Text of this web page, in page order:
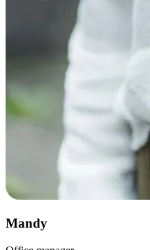
Mandy